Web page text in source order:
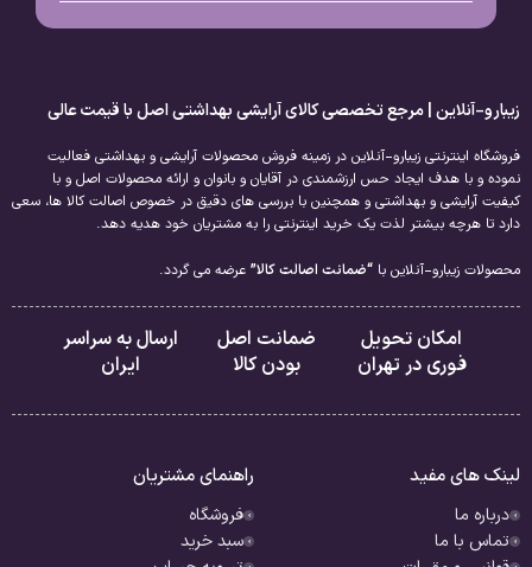
کاهش ریزش و افزایش نرمی موها، معمولاً در هفته‌های ۶ تا ۸ قابل مشاهده است. توجه
داشته باشید که مو یک ساختار کند رشد است؛ بنابراین استمرار، شرط موفقیت در درمان است.
حساس ممکن است عوارض خفیفی مانند زیر دیده شود:
نفخ ملایم
حالت تهوع جزئی
برای اطمینان، بهتر است همراه غذا مصرف شود و در دوران بارداری یا شیردهی با پزشک مشورت
قرص پریورین اصل ساخت آلمان
یکی از مؤثرترین مکمل‌های تقویت مو در دنیاست که
توسط پزشکان و متخصصان پوست اروپا نیز تجویز می‌شود. این مکمل از طریق ترکیب عصاره
برخلاف داروهای شیمیایی، پریورین یک مکمل طبیعی است که بدون تغییرات هورمونی یا
معمولاً از هفته ششم شروع می‌شود و طی سه ماه به اوج می‌رسد. کاربرانی که مصرف منظم
داشته‌اند، از بهبود چشمگیر در سلامت موها، افزایش لطافت، پرپشتی و کاهش موخوره خبر
زیبارو-آنلاین | مرجع تخصصی کالای آرایشی بهداشتی اصل با قیمت عالی
فروشگاه اینترنتی زیبارو-آنلاین در زمینه فروش محصولات آرایشی و بهداشتی فعالیت
نموده و با هدف ایجاد حس ارزشمندی در آقایان و بانوان و ارائه محصولات اصل و با
کیفیت آرایشی و بهداشتی و همچنین با بررسی های دقیق در خصوص اصالت کالا ها، سعی
دارد تا هرچه بیشتر لذت یک خرید اینترنتی را به مشتریان خود هدیه دهد.
محصولات زیبارو-آنلاین با “ضمانت اصالت کالا” عرضه می گردد.
امکان تحویل
فوری در تهران
ضمانت اصل
بودن کالا
ارسال به سراسر
ایران
لینک های مفید
درباره ما
تماس با ما
راهنمای مشتریان
فروشگاه
سبد خرید